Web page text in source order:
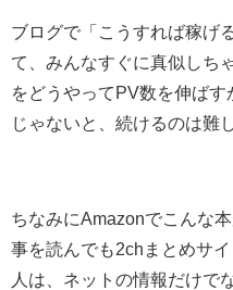
ブログで「こうすれば稼げ
て、みんなすぐに真似しち
をどうやってPV数を伸ばす
じゃないと、続けるのは難
ちなみにAmazonでこんな
事を読んでも2chまとめサ
人は、ネットの情報だけで